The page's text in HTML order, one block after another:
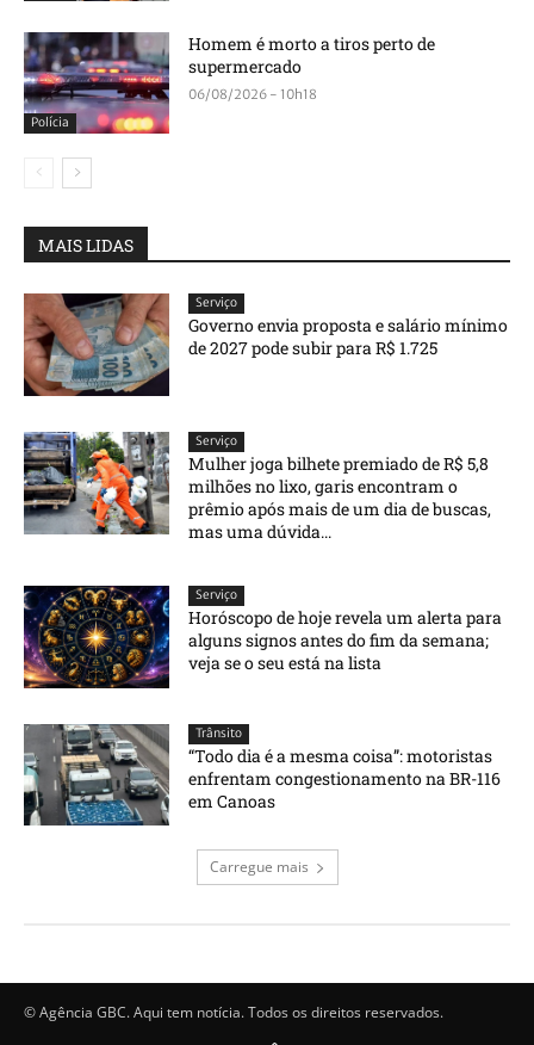
Polícia
Homem é morto a tiros perto de
supermercado
06/08/2026 - 10h18
MAIS LIDAS
Serviço
Governo envia proposta e salário mínimo
de 2027 pode subir para R$ 1.725
Serviço
Mulher joga bilhete premiado de R$ 5,8
milhões no lixo, garis encontram o
prêmio após mais de um dia de buscas,
mas uma dúvida...
Serviço
Horóscopo de hoje revela um alerta para
alguns signos antes do fim da semana;
veja se o seu está na lista
Trânsito
“Todo dia é a mesma coisa”: motoristas
enfrentam congestionamento na BR-116
em Canoas
Carregue mais
© Agência GBC. Aqui tem notícia. Todos os direitos reservados.